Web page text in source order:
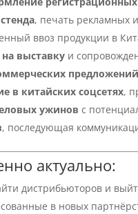
, печать рекламных
ввоз продукции в
выставку и
в китайских соцсетях,
ужинов с
, последующая
актуально:
дистрибьюторов и
в новых